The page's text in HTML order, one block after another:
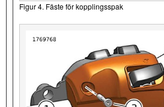
Figur 4. Fäste för kopplingsspak